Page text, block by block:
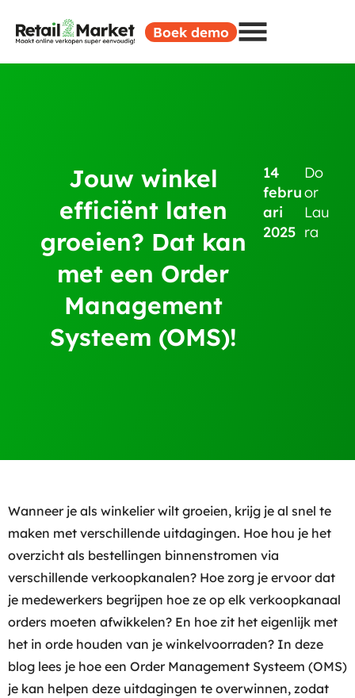
Boek demo
Jouw winkel
efficiënt laten
groeien? Dat kan
met een Order
Management
Systeem (OMS)!
14
febru
ari
2025
Do
or
Lau
ra
Wanneer je als winkelier wilt groeien, krijg je al snel te
maken met verschillende uitdagingen. Hoe hou je het
overzicht als bestellingen binnenstromen via
verschillende verkoopkanalen? Hoe zorg je ervoor dat
je medewerkers begrijpen hoe ze op elk verkoopkanaal
orders moeten afwikkelen? En hoe zit het eigenlijk met
het in orde houden van je winkelvoorraden? In deze
blog lees je hoe een Order Management Systeem (OMS)
je kan helpen deze uitdagingen te overwinnen, zodat